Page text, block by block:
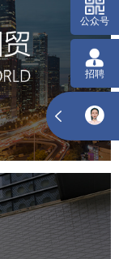
地产网站设计